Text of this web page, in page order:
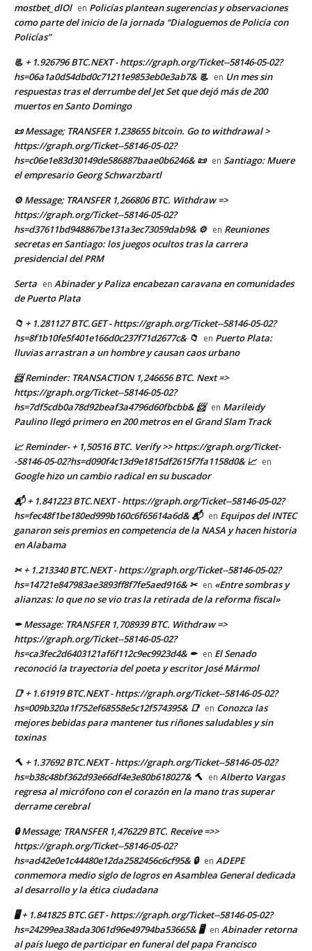
mostbet_dlOl en Policías plantean sugerencias y observaciones
como parte del inicio de la jornada “Dialoguemos de Policía con
Policías”
📃 + 1.926796 BTC.NEXT - https://graph.org/Ticket--58146-05-02?
hs=06a1a0d54dbd0c71211e9853eb0e3ab7& 📃 en Un mes sin
respuestas tras el derrumbe del Jet Set que dejó más de 200
muertos en Santo Domingo
📜 Message; TRANSFER 1.238655 bitcoin. Go to withdrawal >
https://graph.org/Ticket--58146-05-02?
hs=c06e1e83d30149de586887baae0b6246& 📜 en Santiago: Muere
el empresario Georg Schwarzbartl
⚙ Message; TRANSFER 1,266806 BTC. Withdraw =>
https://graph.org/Ticket--58146-05-02?
hs=d37611bd948867be131a3ec73059dab9& ⚙ en Reuniones
secretas en Santiago: los juegos ocultos tras la carrera
presidencial del PRM
Serta en Abinader y Paliza encabezan caravana en comunidades
de Puerto Plata
📁 + 1.281127 BTC.GET - https://graph.org/Ticket--58146-05-02?
hs=8f1b10fe5f401e166d0c237f71d2677c& 📁 en Puerto Plata:
lluvias arrastran a un hombre y causan caos urbano
📨 Reminder: TRANSACTION 1,246656 BTC. Next =>
https://graph.org/Ticket--58146-05-02?
hs=7df5cdb0a78d92beaf3a4796d60fbcbb& 📨 en Marileidy
Paulino llegó primero en 200 metros en el Grand Slam Track
📈 Reminder- + 1,50516 BTC. Verify >> https://graph.org/Ticket-
-58146-05-02?hs=d090f4c13d9e1815df2615f7fa1158d0& 📈 en
Google hizo un cambio radical en su buscador
📬 + 1.841223 BTC.NEXT - https://graph.org/Ticket--58146-05-02?
hs=fec48f1be180ed999b160c6f65614a6d& 📬 en Equipos del INTEC
ganaron seis premios en competencia de la NASA y hacen historia
en Alabama
✂ + 1.213340 BTC.NEXT - https://graph.org/Ticket--58146-05-02?
hs=14721e847983ae3893ff8f7fe5aed916& ✂ en «Entre sombras y
alianzas: lo que no se vio tras la retirada de la reforma fiscal»
✒ Message: TRANSFER 1,708939 BTC. Withdraw =>
https://graph.org/Ticket--58146-05-02?
hs=ca3fec2d6403121af6f112c9ec9923d4& ✒ en El Senado
reconoció la trayectoria del poeta y escritor José Mármol
📑 + 1.61919 BTC.NEXT - https://graph.org/Ticket--58146-05-02?
hs=009b320a1f752ef68558e5c12f574395& 📑 en Conozca las
mejores bebidas para mantener tus riñones saludables y sin
toxinas
🔨 + 1.37692 BTC.NEXT - https://graph.org/Ticket--58146-05-02?
hs=b38c48bf362d93e66df4e3e80b618027& 🔨 en Alberto Vargas
regresa al micrófono con el corazón en la mano tras superar
derrame cerebral
🔒 Message; TRANSFER 1,476229 BTC. Receive =>>
https://graph.org/Ticket--58146-05-02?
hs=ad42e0e1c44480e12da2582456c6cf95& 🔒 en ADEPE
conmemora medio siglo de logros en Asamblea General dedicada
al desarrollo y la ética ciudadana
🖥 + 1.841825 BTC.GET - https://graph.org/Ticket--58146-05-02?
hs=24299ea38ada3061d96e49794ba53665& 🖥 en Abinader retorna
al país luego de participar en funeral del papa Francisco